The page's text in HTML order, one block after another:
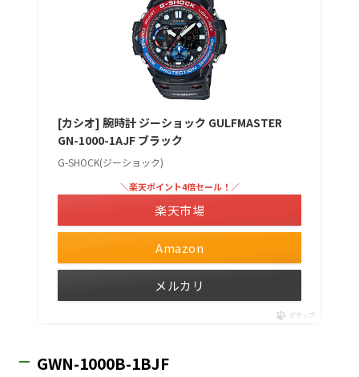
[カシオ] 腕時計 ジーショック GULFMASTER
GN-1000-1AJF ブラック
G-SHOCK(ジーショック)
Amazon
＼楽天ポイント4倍セール！／
楽天市場
メルカリ
ポチップ
GWN-1000B-1BJF